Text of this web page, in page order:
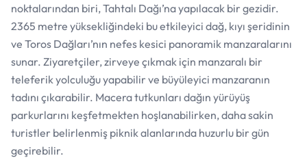
noktalarından biri, Tahtalı Dağı’na yapılacak bir gezidir.
2365 metre yüksekliğindeki bu etkileyici dağ, kıyı şeridinin
ve Toros Dağları’nın nefes kesici panoramik manzaralarını
sunar. Ziyaretçiler, zirveye çıkmak için manzaralı bir
teleferik yolculuğu yapabilir ve büyüleyici manzaranın
tadını çıkarabilir. Macera tutkunları dağın yürüyüş
parkurlarını keşfetmekten hoşlanabilirken, daha sakin
turistler belirlenmiş piknik alanlarında huzurlu bir gün
geçirebilir.